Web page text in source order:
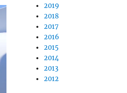
2019
2018
2017
2016
2015
2014
2013
2012